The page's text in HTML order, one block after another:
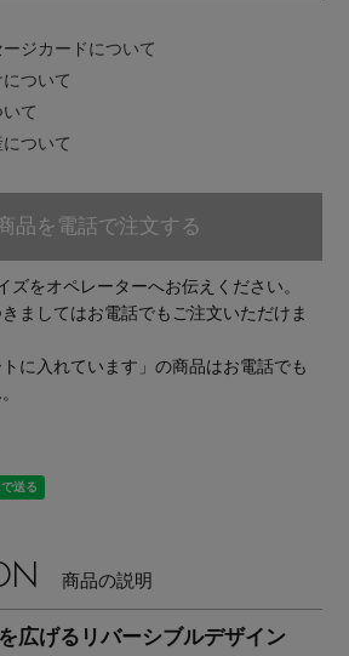
ップ
ト
ジカードについて
ついて
て
ついて
品を電話で注文する
をオペレーターへお伝えください。
ましてはお電話でもご注文いただけま
に入れています」の商品はお電話でも
商品の説明
広げるリバーシブルデザイン